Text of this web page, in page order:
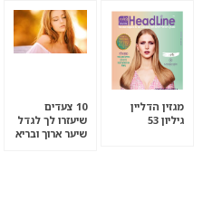
מגזין הדליין
גיליון 53
10 צעדים
שיעזרו לך לגדל
שיער ארוך ובריא